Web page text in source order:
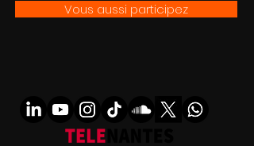
Vous aussi participez